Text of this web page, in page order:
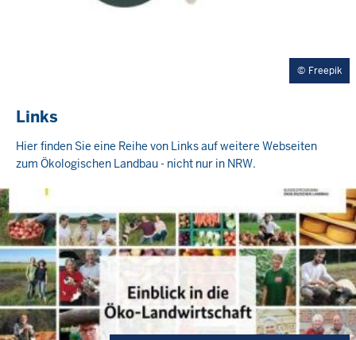
Freepik
Links
Hier finden Sie eine Reihe von Links auf weitere Webseiten
zum Ökologischen Landbau - nicht nur in NRW.